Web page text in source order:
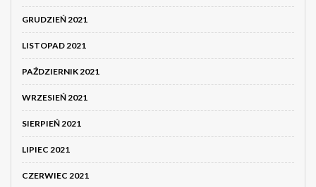
GRUDZIEŃ 2021
LISTOPAD 2021
PAŹDZIERNIK 2021
WRZESIEŃ 2021
SIERPIEŃ 2021
LIPIEC 2021
CZERWIEC 2021